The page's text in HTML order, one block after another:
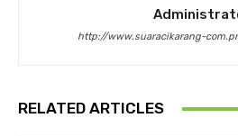
http://www.suaracikarang-
RELATED ARTICLES